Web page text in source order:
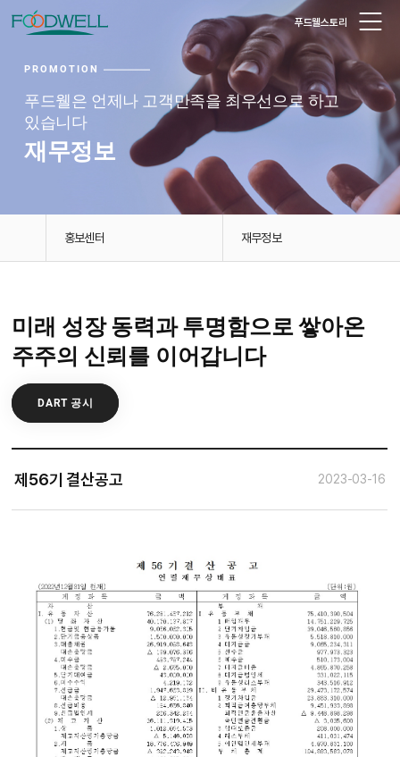
푸드웰스토리
PROMOTION
푸드웰은 언제나 고객만족을 최우선으로 하고
있습니다
재무정보
홍보센터 재무정보
미래 성장 동력과 투명함으로 쌓아온
주주의 신뢰를 이어갑니다
DART 공시
제56기 결산공고 2023-03-16